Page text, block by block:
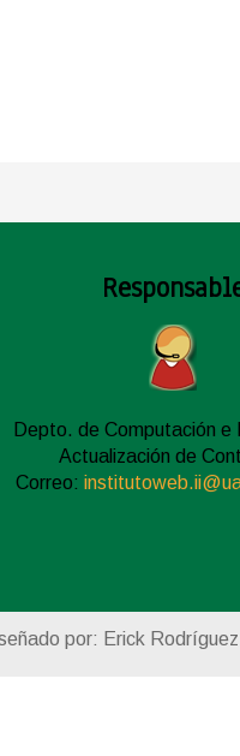
Depto. de Computación e
Actualización de
Correo:
por: Erick